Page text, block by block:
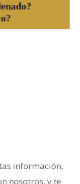
información,
nosotros, y te